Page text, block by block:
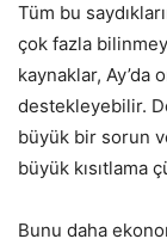
Tüm bu
çok fazla
kaynaklar, Ay’da
destekleyebilir.
büyük bir sorun
büyük kısıtlama
Bunu daha